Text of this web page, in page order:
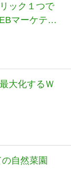
ック１つで
マーケティ
大化するＷ
自然菜園